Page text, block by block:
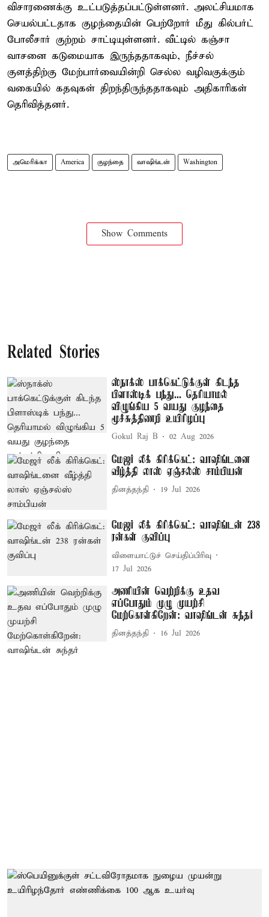
விசாரணைக்கு உட்படுத்தப்பட்டுள்ளனர். அலட்சியமாக
செயல்பட்டதாக குழந்தையின் பெற்றோர் மீது கில்பர்ட்
போலீசார் குற்றம் சாட்டியுள்ளனர். வீட்டில் கஞ்சா
வாசனை கடுமையாக இருந்ததாகவும், நீச்சல்
குளத்திற்கு மேற்பார்வையின்றி செல்ல வழிவகுக்கும்
வகையில் கதவுகள் திறந்திருந்ததாகவும் அதிகாரிகள்
தெரிவித்தனர்.
அமெரிக்கா America குழந்தை வாஷிங்டன் Washington
Show Comments
Related Stories
ஸ்நாக்ஸ் பாக்கெட்டுக்குள் கிடந்த
பிளாஸ்டிக் பந்து... தெரியாமல்
விழுங்கிய 5 வயது குழந்தை
மூச்சுத்திணறி உயிரிழப்பு
Gokul Raj B 02 Aug 2026
மேஜர் லீக் கிரிக்கெட்: வாஷிங்டனை
வீழ்த்தி லாஸ் ஏஞ்சல்ஸ் சாம்பியன்
தினத்தந்தி 19 Jul 2026
மேஜர் லீக் கிரிக்கெட்: வாஷிங்டன் 238
ரன்கள் குவிப்பு
விளையாட்டுச் செய்திப்பிரிவு
17 Jul 2026
அணியின் வெற்றிக்கு உதவ
எப்போதும் முழு முயற்சி
மேற்கொள்கிறேன்: வாஷிங்டன் சுந்தர்
தினத்தந்தி 16 Jul 2026